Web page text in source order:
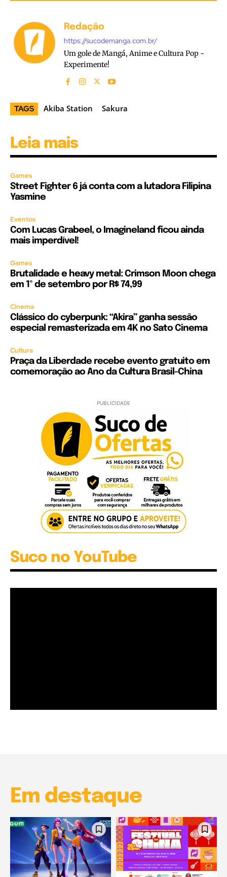
Redação
https://sucodemanga.com.br/
Um gole de Mangá, Anime e Cultura Pop -
Experimente!
TAGS Akiba Station Sakura
Leia mais
Games
Street Fighter 6 já conta com a lutadora Filipina
Yasmine
Eventos
Com Lucas Grabeel, o Imagineland ficou ainda
mais imperdível!
Games
Brutalidade e heavy metal: Crimson Moon chega
em 1º de setembro por R$ 74,99
Cinema
Clássico do cyberpunk: “Akira” ganha sessão
especial remasterizada em 4K no Sato Cinema
Cultura
Praça da Liberdade recebe evento gratuito em
comemoração ao Ano da Cultura Brasil-China
PUBLICIDADE
Suco no YouTube
Em destaque